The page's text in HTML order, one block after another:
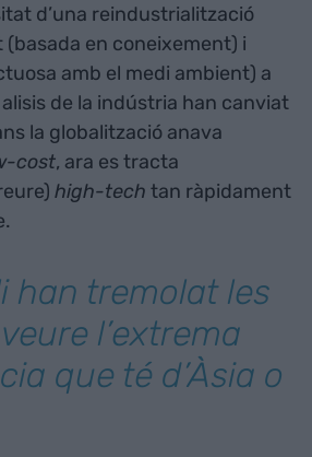
d’una reindustrialització
en coneixement) i
amb el medi ambient) a
de la indústria han canviat
la globalització anava
cost, ara es tracta
high-tech tan ràpidament
han tremolat les
l’extrema
que té d’Àsia o